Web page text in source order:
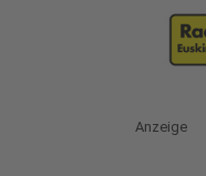
Anzeige